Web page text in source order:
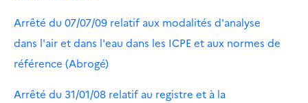
Arrêté du 07/07/09 relatif aux modalités d'analyse
dans l'air et dans l'eau dans les ICPE et aux normes de
référence (Abrogé)
Arrêté du 31/01/08 relatif au registre et à la